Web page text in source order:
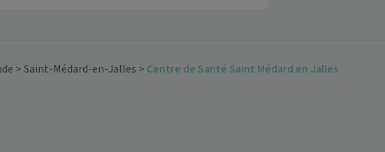
>Saint-Médard-en-Jalles > Centre de Santé Saint Médard en Jalles